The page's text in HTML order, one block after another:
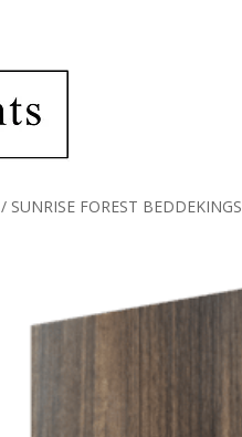
/ SUNRISE FOREST